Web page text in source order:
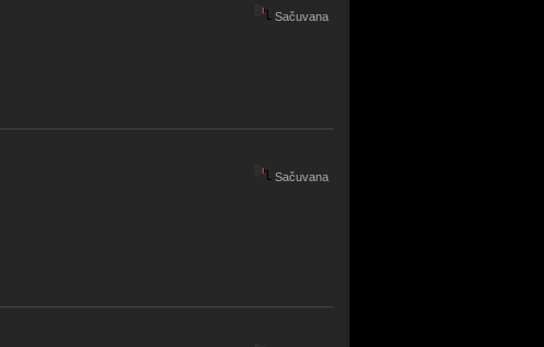
Sačuvana
Sačuvana